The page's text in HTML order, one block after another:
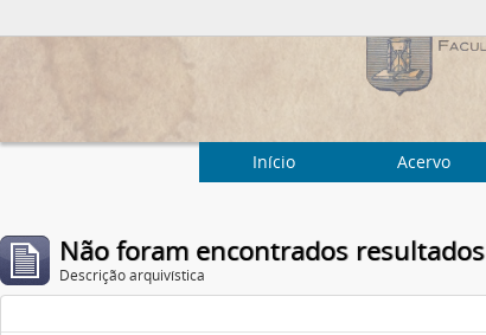
Início Acervo
Não foram encontrados resultados
Descrição arquivística